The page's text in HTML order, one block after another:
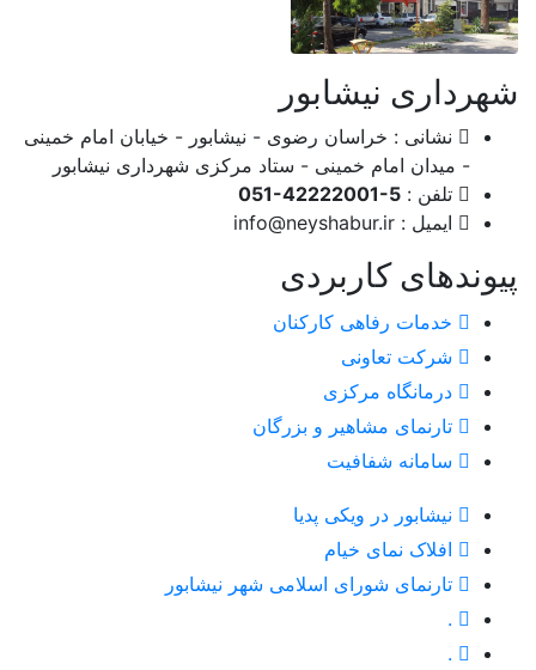
شهرداری نیشابور
نشانی : خراسان رضوی - نیشابور - خیابان امام خمینی
- میدان امام خمینی - ستاد مرکزی شهرداری نیشابور
تلفن : 051-42222001-5
ایمیل : info@neyshabur.ir
پیوندهای کاربردی
خدمات رفاهی کارکنان
شرکت تعاونی
درمانگاه مرکزی
تارنمای مشاهیر و بزرگان
سامانه شفافیت
نیشابور در ویکی پدیا
افلاک نمای خیام
تارنمای شورای اسلامی شهر نیشابور
.
.